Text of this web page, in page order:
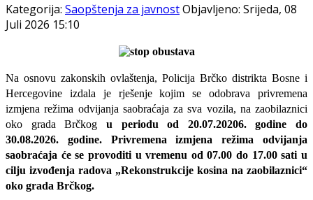
Kategorija: Saopštenja za javnostObjavljeno: Srijeda, 08
Juli 2026 15:10
Na osnovu zakonskih ovlaštenja, Policija Brčko distrikta Bosne i
Hercegovine izdala je rješenje kojim se odobrava privremena
izmjena režima odvijanja saobraćaja za sva vozila, na zaobilaznici
oko grada Brčkog u periodu od 20.07.20206. godine do
30.08.2026. godine. Privremena izmjena režima odvijanja
saobraćaja će se provoditi u vremenu od 07.00 do 17.00 sati u
cilju izvođenja radova „Rekonstrukcije kosina na zaobilaznici“
oko grada Brčkog.